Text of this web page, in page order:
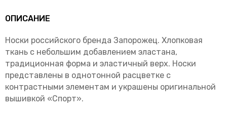
ОПИСАНИЕ
Носки российского бренда Запорожец. Хлопковая
ткань с небольшим добавлением эластана,
традиционная форма и эластичный верх. Носки
представлены в однотонной расцветке с
контрастными элементам и украшены оригинальной
вышивкой «Спорт».